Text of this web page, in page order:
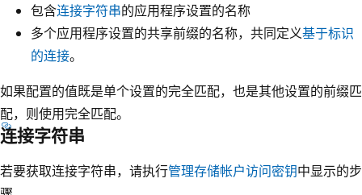
包含连接字符串的应用程序设置的名称
多个应用程序设置的共享前缀的名称，共同定义基于标识
的连接。
如果配置的值既是单个设置的完全匹配，也是其他设置的前缀匹
配，则使用完全匹配。
连接字符串
若要获取连接字符串，请执行管理存储帐户访问密钥中显示的步